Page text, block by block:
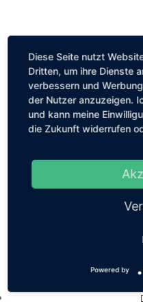
Diese Seite nutzt
Dritten, um ihre Dienste
verbessern und
der Nutzer anzuzeigen.
und kann meine
die Zukunft widerrufen
Powered by